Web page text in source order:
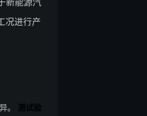
新能源汽
况进行产
。 测试验